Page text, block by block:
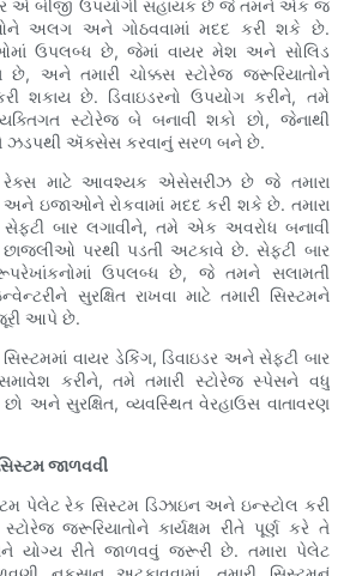
એ બીજી ઉપયોગી સહાયક છે જે તમને એક જ
અલગ અને ગોઠવવામાં મદદ કરી શકે છે.
ઉપલબ્ધ છે, જેમાં વાયર મેશ અને સોલિડ
છે, અને તમારી ચોક્કસ સ્ટોરેજ જરૂરિયાતોને
શકાય છે. ડિવાઇડરનો ઉપયોગ કરીને, તમે
સ્ટોરેજ બે બનાવી શકો છો, જેનાથી
ઝડપથી ઍક્સેસ કરવાનું સરળ બને છે.
માટે આવશ્યક એસેસરીઝ છે જે તમારા
ઇજાઓને રોકવામાં મદદ કરી શકે છે. તમારા
સેફ્ટી બાર લગાવીને, તમે એક અવરોધ બનાવી
પરથી પડતી અટકાવે છે. સેફ્ટી બાર
ઉપલબ્ધ છે, જે તમને સલામતી
સુરક્ષિત રાખવા માટે તમારી સિસ્ટમને
આપે છે.
વાયર ડેકિંગ, ડિવાઇડર અને સેફ્ટી બાર
કરીને, તમે તમારી સ્ટોરેજ સ્પેસને વધુ
અને સુરક્ષિત, વ્યવસ્થિત વેરહાઉસ વાતાવરણ
જાળવવી
પેલેટ રેક સિસ્ટમ ડિઝાઇન અને ઇન્સ્ટોલ કરી
જરૂરિયાતોને કાર્યક્ષમ રીતે પૂર્ણ કરે તે
તેને યોગ્ય રીતે જાળવવું જરૂરી છે. તમારા પેલેટ